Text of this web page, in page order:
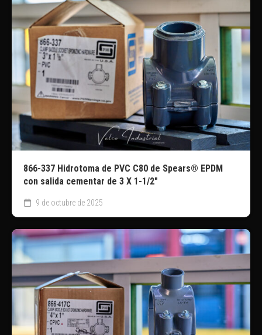
866-337 Hidrotoma de PVC C80 de Spears® EPDM
con salida cementar de 3 X 1-1/2″
9 de octubre de 2025